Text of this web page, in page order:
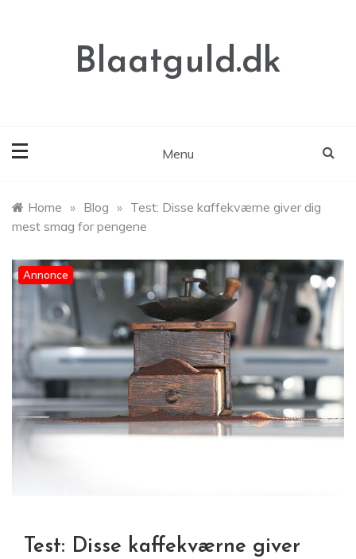
Blaatguld.dk
Menu
Home » Blog » Test: Disse kaffekværne giver dig
mest smag for pengene
Annonce
Test: Disse kaffekværne giver